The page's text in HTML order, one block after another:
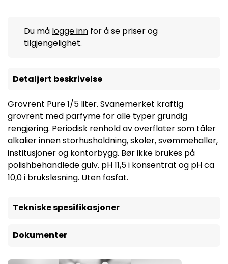
Du må logge inn for å se priser og
tilgjengelighet.
Detaljert beskrivelse
Grovrent Pure 1/5 liter. Svanemerket kraftig
grovrent med parfyme for alle typer grundig
rengjøring. Periodisk renhold av overflater som tåler
alkalier innen storhusholdning, skoler, svømmehaller,
institusjoner og kontorbygg. Bør ikke brukes på
polishbehandlede gulv. pH 11,5 i konsentrat og pH ca
10,0 i bruksløsning. Uten fosfat.
Tekniske spesifikasjoner
Dokumenter